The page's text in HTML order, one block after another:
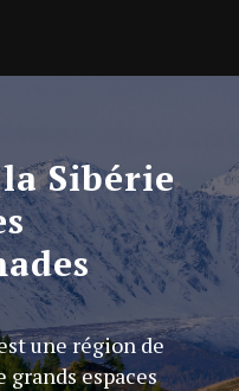
Sibérie
une région de
espaces